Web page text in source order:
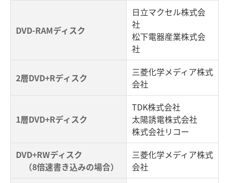
DVD-RAMディスク
日立マクセル株式会
社
松下電器産業株式会
社
2層DVD+Rディスク
三菱化学メディア株式
会社
1層DVD+Rディスク
TDK株式会社
太陽誘電株式会社
株式会社リコー
DVD+RWディスク
（8倍速書き込みの場合）
三菱化学メディア株式
会社